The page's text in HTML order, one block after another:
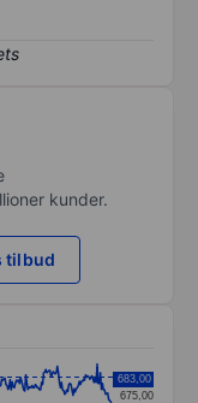
kunder.
tilbud
675,00
683,00